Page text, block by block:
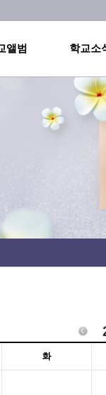
앨범 학교소
화